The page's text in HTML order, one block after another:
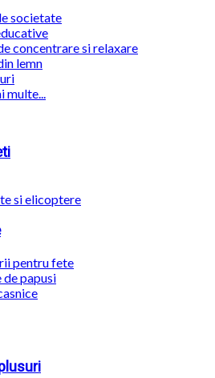
societate
concentrare si relaxare
lemn
si elicoptere
pentru fete
de papusi